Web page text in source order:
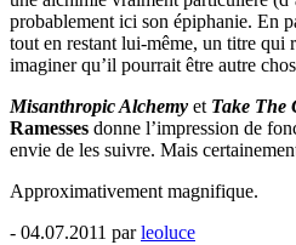
probablement ici son épiphanie. En
tout en restant lui-même, un titre qui
imaginer qu’il pourrait être autre
Misanthropic Alchemy et Take The
Ramesses donne l’impression de
envie de les suivre. Mais
Approximativement magnifique.
- 04.07.2011 parleoluce